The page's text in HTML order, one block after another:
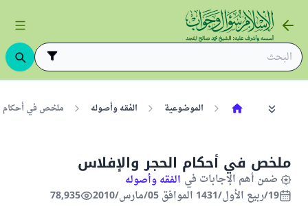
الموضوعية الفقه وأصوله ملخص في أحكام
ملخص في أحكام الحجر والإفلاس
ضمن أهم الإجابات في الفقه وأصوله
19/ربيع الأول/1431 الموافق 05/مارس/2010
78,935